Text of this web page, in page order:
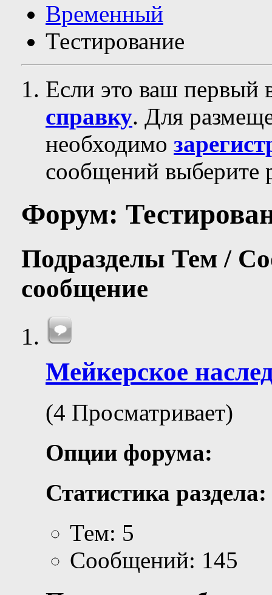
Временный
Тестирование
Если это ваш первый
справку. Для
необходимо
сообщений выберите
Форум:
Подразделы Тем /
сообщение
Мейкерское
(4 Просматривает)
Опции форума:
Статистика раздела:
Тем: 5
Сообщений: 145